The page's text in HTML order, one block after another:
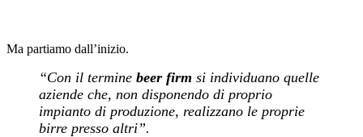
Ma partiamo dall’inizio.
“Con il termine beer firm si individuano quelle
aziende che, non disponendo di proprio
impianto di produzione, realizzano le proprie
birre presso altri”.